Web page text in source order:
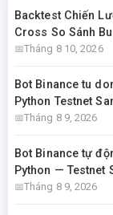
Backtest Chiến
Cross So Sánh
Tháng 8 10, 2026
Bot Binance tu
Python Testnet
Tháng 8 9, 2026
Bot Binance tự
Python — Testnet
Tháng 8 9, 2026